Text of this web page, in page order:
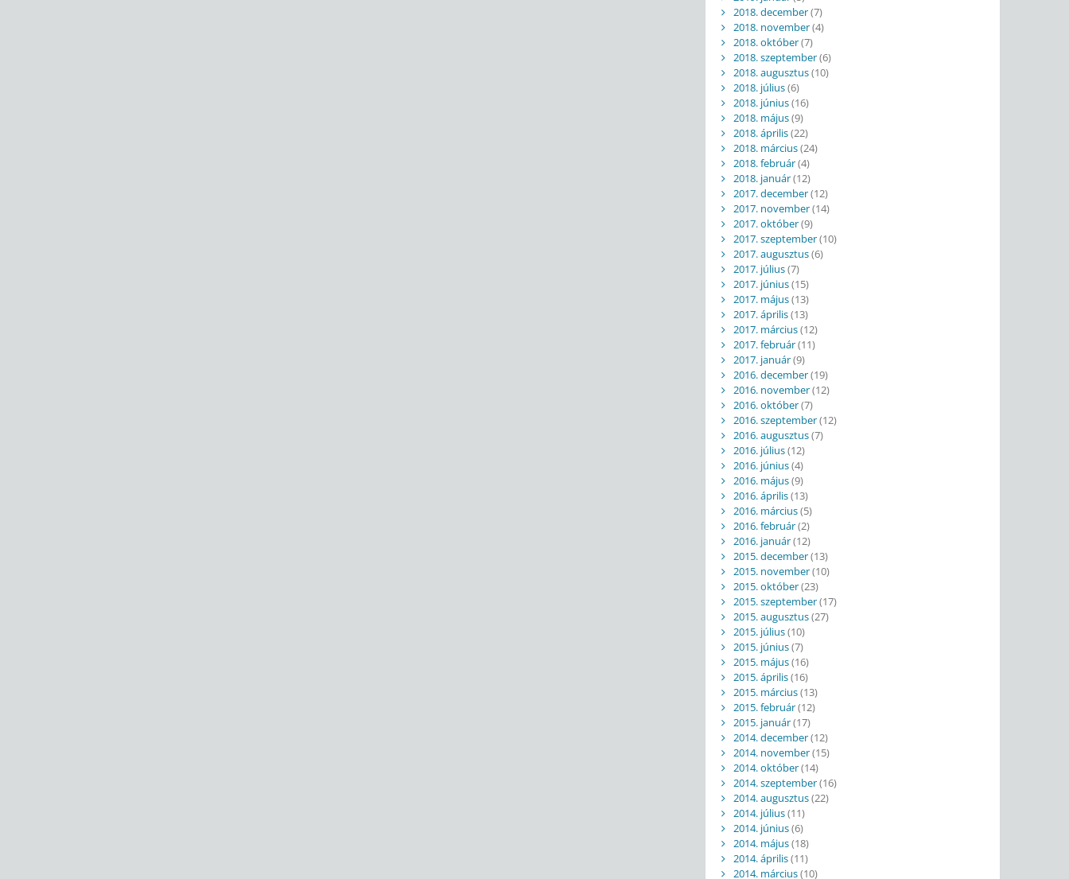
2018. december(7)
2018. november(4)
2018. október(7)
2018. szeptember(6)
2018. augusztus(10)
2018. július(6)
2018. június(16)
2018. május(9)
2018. április(22)
2018. március(24)
2018. február(4)
2018. január(12)
2017. december(12)
2017. november(14)
2017. október(9)
2017. szeptember(10)
2017. augusztus(6)
2017. július(7)
2017. június(15)
2017. május(13)
2017. április(13)
2017. március(12)
2017. február(11)
2017. január(9)
2016. december(19)
2016. november(12)
2016. október(7)
2016. szeptember(12)
2016. augusztus(7)
2016. július(12)
2016. június(4)
2016. május(9)
2016. április(13)
2016. március(5)
2016. február(2)
2016. január(12)
2015. december(13)
2015. november(10)
2015. október(23)
2015. szeptember(17)
2015. augusztus(27)
2015. július(10)
2015. június(7)
2015. május(16)
2015. április(16)
2015. március(13)
2015. február(12)
2015. január(17)
2014. december(12)
2014. november(15)
2014. október(14)
2014. szeptember(16)
2014. augusztus(22)
2014. július(11)
2014. június(6)
2014. május(18)
2014. április(11)
2014. március(10)